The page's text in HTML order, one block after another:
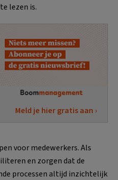
lezen is.
Meld je hier gratis aan ›
voor medewerkers. Als
en zorgen dat de
processen altijd inzichtelijk